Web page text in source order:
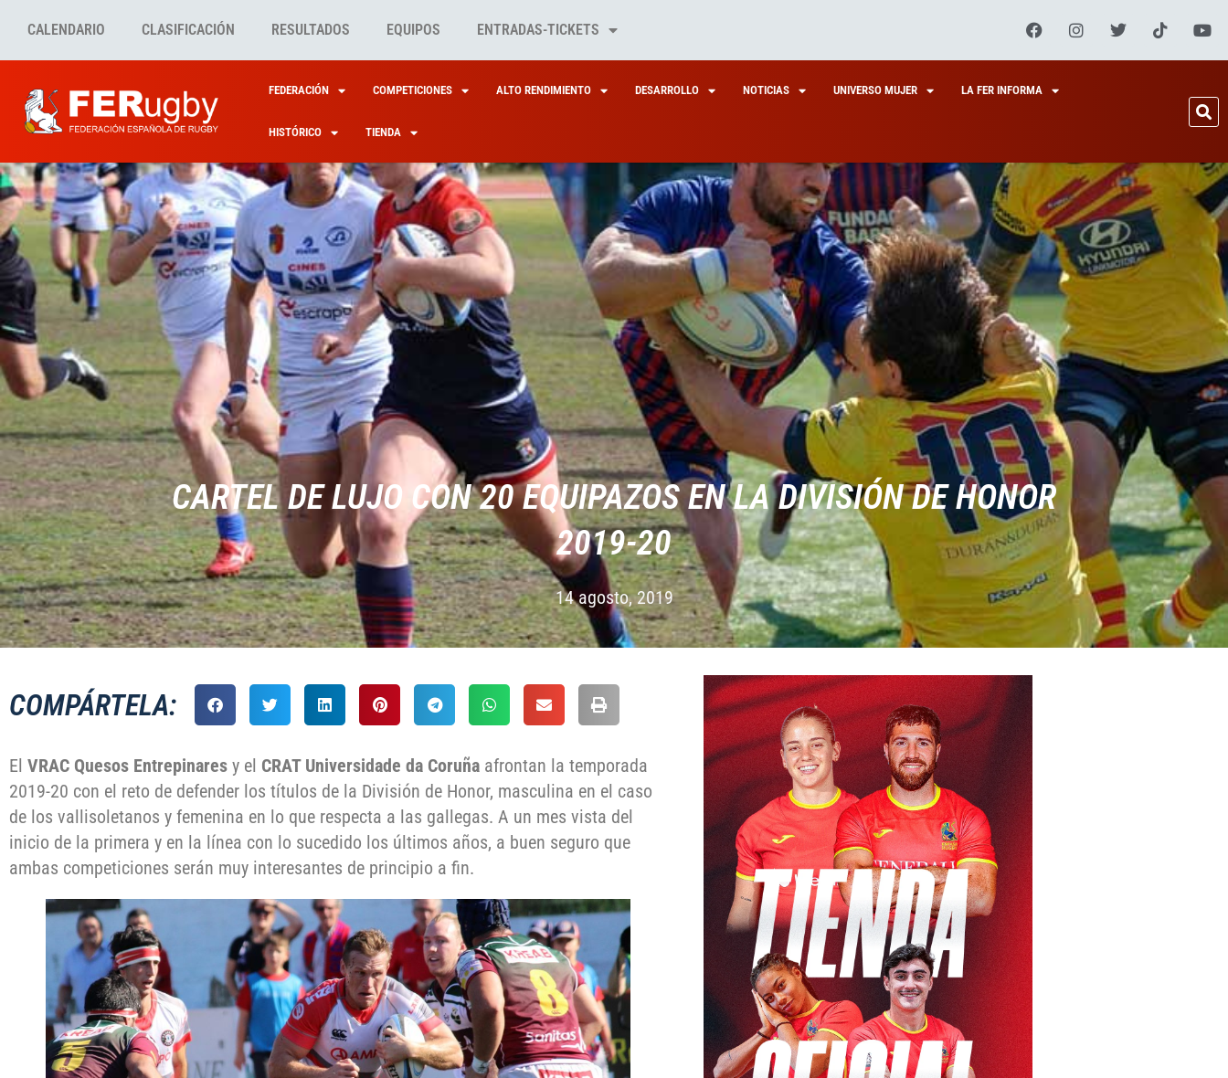
CALENDARIO CLASIFICACIÓN RESULTADOS EQUIPOS ENTRADAS-TICKETS
FEDERACIÓN COMPETICIONES ALTO RENDIMIENTO DESARROLLO NOTICIAS UNIVERSO MUJER LA FER INFORMA
HISTÓRICO TIENDA
CARTEL DE LUJO CON 20 EQUIPAZOS EN LA DIVISIÓN DE HONOR
2019-20
14 agosto, 2019
COMPÁRTELA:
El VRAC Quesos Entrepinares y el CRAT Universidade da Coruña afrontan la temporada
2019-20 con el reto de defender los títulos de la División de Honor, masculina en el caso
de los vallisoletanos y femenina en lo que respecta a las gallegas. A un mes vista del
inicio de la primera y en la línea con lo sucedido los últimos años, a buen seguro que
ambas competiciones serán muy interesantes de principio a fin.